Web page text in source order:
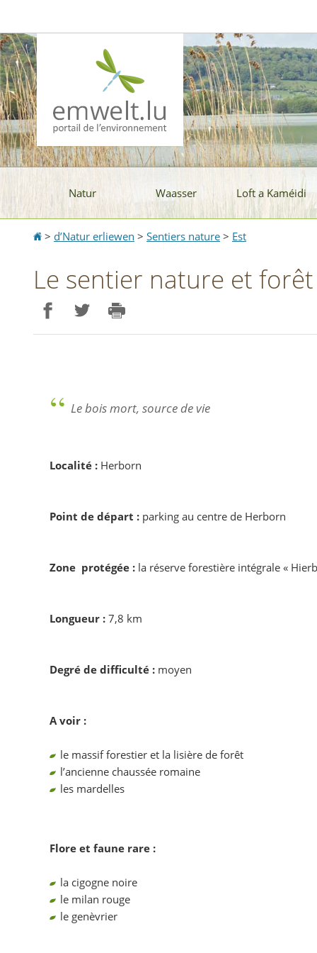
la
navigation
contenu
Natur Waasser Loft a Kaméidi
Accueil
> d’Natur erliewen > Sentiers nature > Est
Le sentier nature et
Le bois mort, source de vie
Localité :Herborn
Point de départ :parking au centre de Herborn
Zone protégée :la réserve forestière intégrale «
Longueur :7,8 km
Degré de difficulté :moyen
A voir :
le massif forestier et la lisière de forêt
l’ancienne chaussée romaine
les mardelles
Flore et faune rare :
la cigogne noire
le milan rouge
le genèvrier